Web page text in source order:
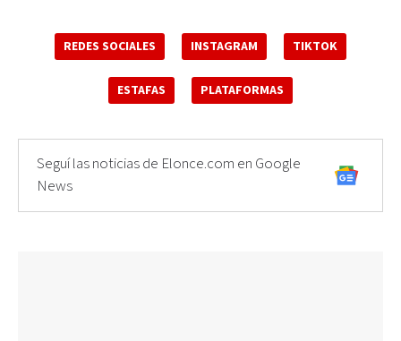
REDES SOCIALES INSTAGRAM TIKTOK
ESTAFAS PLATAFORMAS
Seguí las noticias de Elonce.com en Google
News